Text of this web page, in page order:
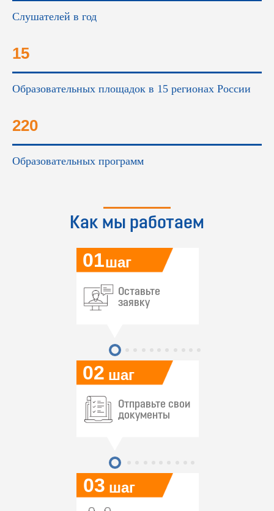
Слушателей в год
15
Образовательных площадок в 15 регионах России
220
Образовательных программ
Как мы работаем
03
02
01
Оставьте
заявку
шаг
шаг
шаг
Отправьте свои
документы